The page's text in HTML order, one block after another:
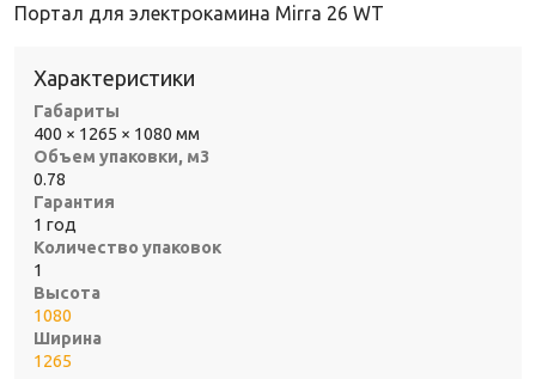
Портал для электрокамина Mirra 26 WT
Характеристики
Габариты
400 × 1265 × 1080 мм
Объем упаковки, м3
0.78
Гарантия
1 год
Количество упаковок
1
Высота
1080
Ширина
1265